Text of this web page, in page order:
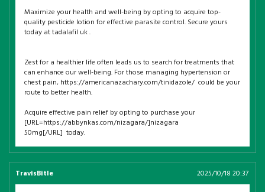
Maximize your health and well-being by opting to acquire top-
quality pesticide lotion for effective parasite control. Secure yours
today at tadalafil uk .
Zest for a healthier life often leads us to search for treatments that
can enhance our well-being. For those managing hypertension or
chest pain, https://americanazachary.com/tinidazole/ could be your
route to better health.
Acquire effective pain relief by opting to purchase your
[URL=https://abbynkas.com/nizagara/]nizagara
50mg[/URL] today.
TravisBitle 2025/10/18 20:37